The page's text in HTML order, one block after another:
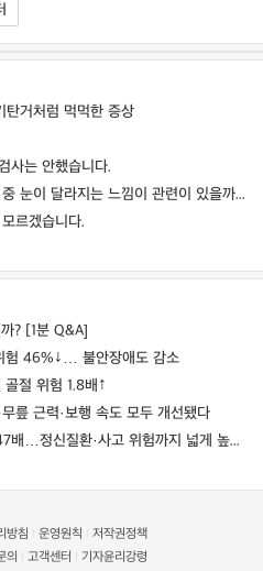
탄거처럼 먹먹한 증상
사는 안했습니다.
반복되는 눈꺼풀 이상 증상과 운동 중 눈이 달라지는 느낌이 관련이 있을까요
르겠습니다.
? [1분 Q&A]
험 46%↓… 불안장애도 감소
절 위험 1.8배↑
릎 근력·보행 속도 모두 개선됐다
부모가 ADHD면 자녀 수면장애 2.47배…정신질환·사고 위험까지 넓게 높였다
방침 운영원칙
저작권정책
의 고객센터 기자윤리강령